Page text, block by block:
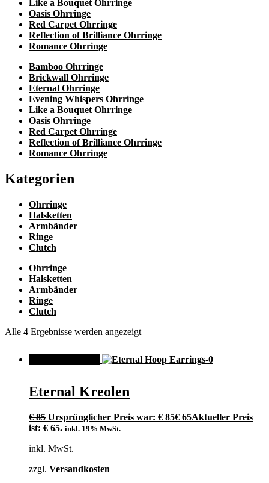
Like a Bouquet Ohrringe
Oasis Ohrringe
Red Carpet Ohrringe
Reflection of Brilliance Ohrringe
Romance Ohrringe
Bamboo Ohrringe
Brickwall Ohrringe
Eternal Ohrringe
Evening Whispers Ohrringe
Like a Bouquet Ohrringe
Oasis Ohrringe
Red Carpet Ohrringe
Reflection of Brilliance Ohrringe
Romance Ohrringe
Kategorien
Ohrringe
Halsketten
Armbänder
Ringe
Clutch
Ohrringe
Halsketten
Armbänder
Ringe
Clutch
Alle 4 Ergebnisse werden angezeigt
Eternal Kreolen
€85 Ursprünglicher Preis war: € 85€ 65Aktueller Preis
ist: € 65. inkl. 19% MwSt.
inkl. MwSt.
zzgl. Versandkosten